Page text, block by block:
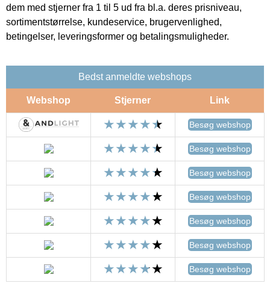
dem med stjerner fra 1 til 5 ud fra bl.a. deres prisniveau,
sortimentstørrelse, kundeservice, brugervenlighed,
betingelser, leveringsformer og betalingsmuligheder.
Bedst anmeldte webshops
Webshop Stjerner Link
Besøg webshop
Besøg webshop
Besøg webshop
Besøg webshop
Besøg webshop
Besøg webshop
Besøg webshop